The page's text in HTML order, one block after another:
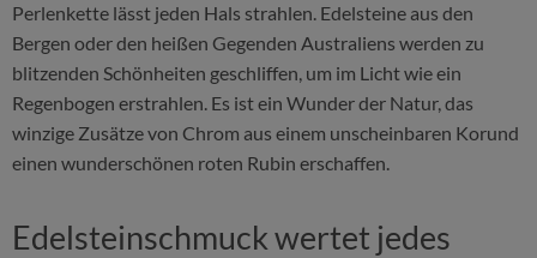
Perlenkette lässt jeden Hals strahlen. Edelsteine aus den
Bergen oder den heißen Gegenden Australiens werden zu
blitzenden Schönheiten geschliffen, um im Licht wie ein
Regenbogen erstrahlen. Es ist ein Wunder der Natur, das
winzige Zusätze von Chrom aus einem unscheinbaren Korund
einen wunderschönen roten Rubin erschaffen.
Edelsteinschmuck wertet jedes